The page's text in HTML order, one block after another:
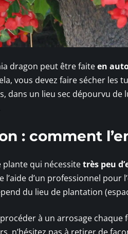
dragon peut être faiteen
vous devez faire sécher les
dans un lieu sec dépourvu
: comment
plante qui nécessitetrès peu
l’aide d’un professionnel
du lieu de plantation
à un arrosage